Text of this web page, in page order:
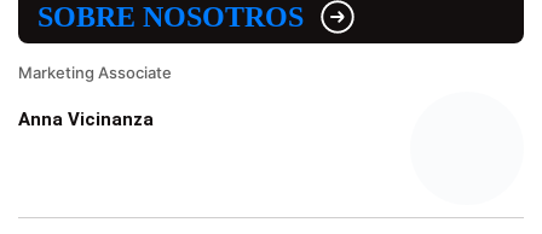
SOBRE NOSOTROS
Marketing Associate
Anna Vicinanza